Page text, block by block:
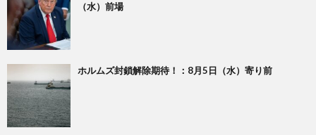
（水）前場
ホルムズ封鎖解除期待！：8月5日（水）寄り前